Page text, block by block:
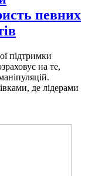
певних
підтримки
на те,
де лідерами